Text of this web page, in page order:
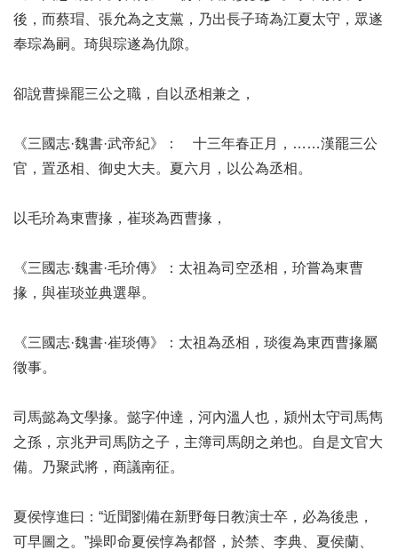
後，而蔡瑁、張允為之支黨，乃出長子琦為江夏太守，眾遂
奉琮為嗣。琦與琮遂為仇隙。
卻說曹操罷三公之職，自以丞相兼之，
《三國志·魏書·武帝紀》： 十三年春正月，……漢罷三公
官，置丞相、御史大夫。夏六月，以公為丞相。
以毛玠為東曹掾，崔琰為西曹掾，
《三國志·魏書·毛玠傳》：太祖為司空丞相，玠嘗為東曹
掾，與崔琰並典選舉。
《三國志·魏書·崔琰傳》：太祖為丞相，琰復為東西曹掾屬
徵事。
司馬懿為文學掾。懿字仲達，河內溫人也，潁州太守司馬雋
之孫，京兆尹司馬防之子，主簿司馬朗之弟也。自是文官大
備。乃聚武將，商議南征。
夏侯惇進曰：“近聞劉備在新野每日教演士卒，必為後患，
可早圖之。”操即命夏侯惇為都督，於禁、李典、夏侯蘭、